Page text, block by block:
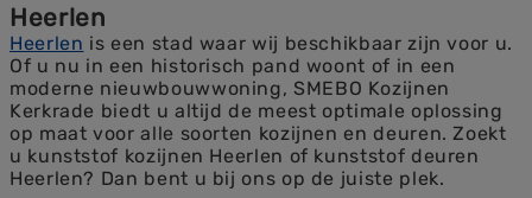
Heerlen
Heerlen is een stad waar wij beschikbaar zijn voor u.
Of u nu in een historisch pand woont of in een
moderne nieuwbouwwoning, SMEBO Kozijnen
Kerkrade biedt u altijd de meest optimale oplossing
op maat voor alle soorten kozijnen en deuren. Zoekt
u kunststof kozijnen Heerlen of kunststof deuren
Heerlen? Dan bent u bij ons op de juiste plek.